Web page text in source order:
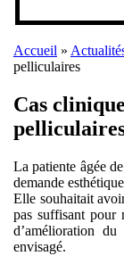
Accueil »
pelliculaires
Cas
La patiente âgée
demande
Elle souhaitait
pas suffisant pour
d’amélioration
envisagé.